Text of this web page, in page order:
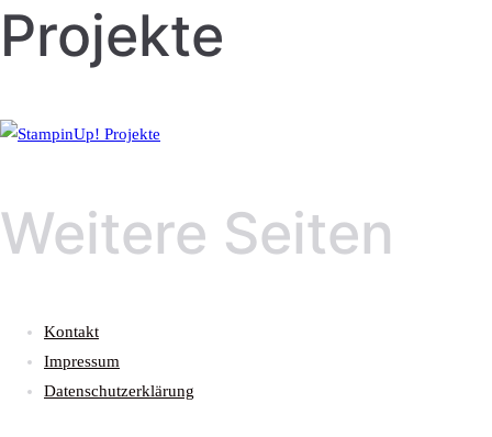
Projekte
Weitere Seiten
Kontakt
Impressum
Datenschutzerklärung